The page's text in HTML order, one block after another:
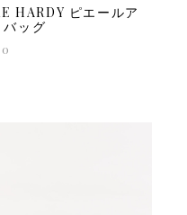
HARDY ピエールア
バッグ